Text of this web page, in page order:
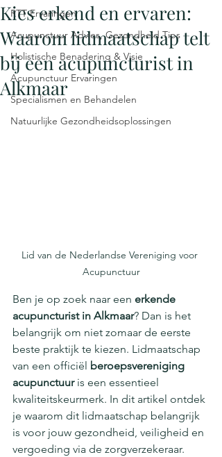
RTT Ervaringen
Acupunctuur Advies, Gezondheid Tips
Holistische Benadering & Visie
Acupunctuur Ervaringen
Specialismen en Behandelen
Natuurlijke Gezondheidsoplossingen
Kies erkend en ervaren:
Waarom lidmaatschap telt
bij een acupuncturist in
Alkmaar
Lid van de Nederlandse Vereniging voor
Acupunctuur
Ben je op zoek naar een erkende
acupuncturist in Alkmaar? Dan is het
belangrijk om niet zomaar de eerste
beste praktijk te kiezen. Lidmaatschap
van een officiël beroepsvereniging
acupunctuur is een essentieel
kwaliteitskeurmerk. In dit artikel ontdek
je waarom dit lidmaatschap belangrijk
is voor jouw gezondheid, veiligheid en
vergoeding via de zorgverzekeraar.